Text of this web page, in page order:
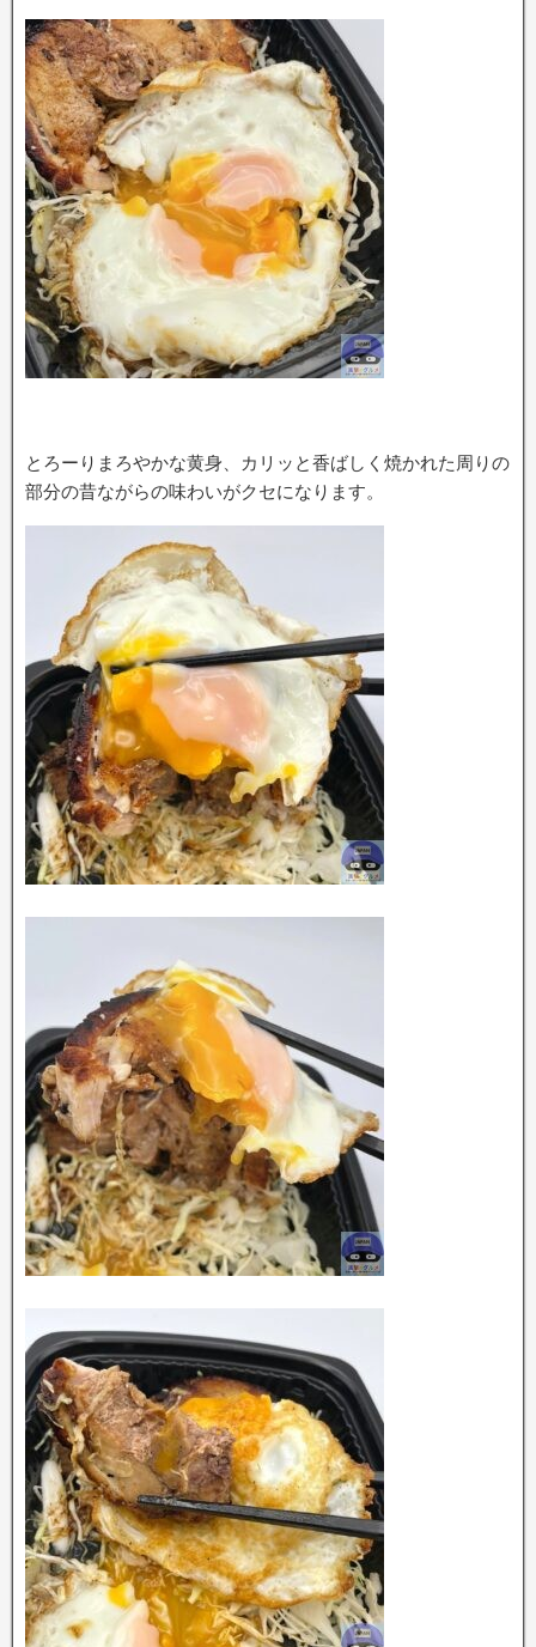
とろーりまろやかな黄身、カリッと香ばしく焼かれた周りの
部分の昔ながらの味わいがクセになります。